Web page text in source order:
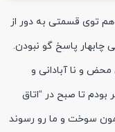
توی قسمتی به دور از
چابهار پاسخ گو نبودن.
و نا آبادانی و
تا صبح در “اتاق
سوخت و ما رو رسوند